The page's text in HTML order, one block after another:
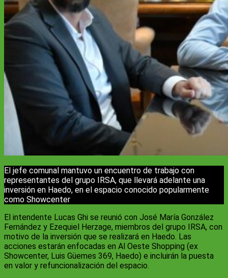
El jefe comunal mantuvo un encuentro de trabajo con
representantes del grupo IRSA, que llevará adelante una
inversión en Haedo, en el espacio conocido popularmente
como Showcenter
El intendente Lucas Ghi se reunió con José María González
Fernández y Ezequiel Herzage, miembros del grupo IRSA, con
motivo de la inversión que se realizará en Haedo. Las
acciones estarán enfocadas en Al Oeste Shopping (ex
Showcenter, Luis Güemes 369, Haedo) e incluirán la puesta
en valor y refuncionalización del espacio.